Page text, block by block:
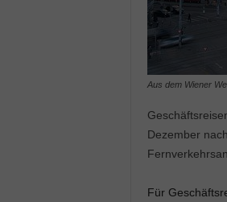
Aus dem Wiener
Dezember
Für